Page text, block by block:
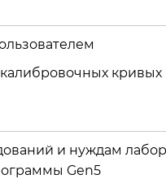
кривых
и нуждам
Gen5